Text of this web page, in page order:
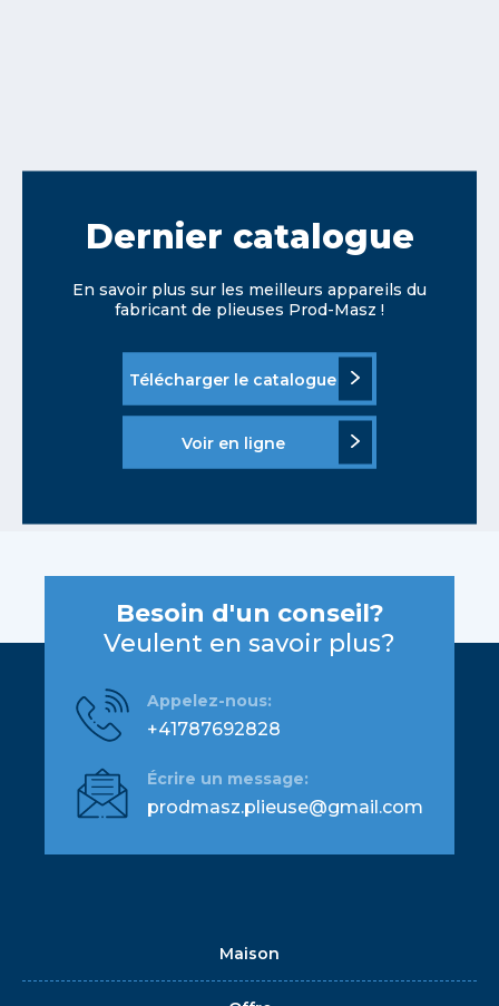
Dernier catalogue
En savoir plus sur les meilleurs appareils du
fabricant de plieuses Prod-Masz !
Télécharger le catalogue
Voir en ligne
Besoin d'un conseil?
Veulent en savoir plus?
Appelez-nous:
+41787692828
Écrire un message:
prodmasz.plieuse@gmail.com
Maison